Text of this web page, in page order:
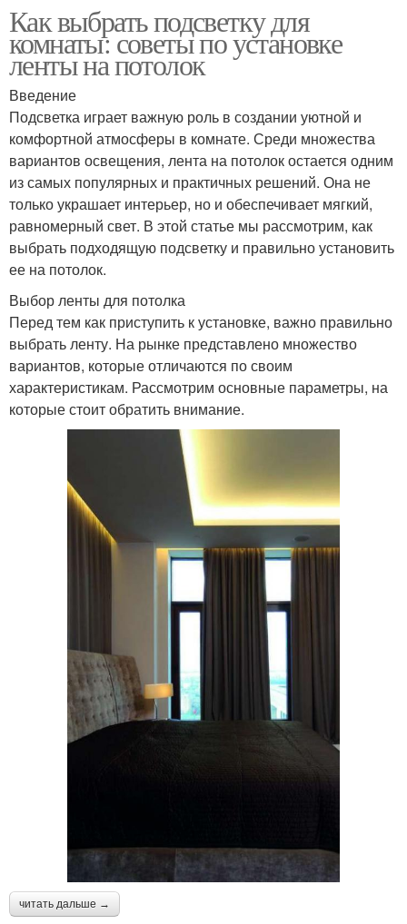
Как выбрать подсветку для
комнаты: советы по установке
ленты на потолок
Введение
Подсветка играет важную роль в создании уютной и
комфортной атмосферы в комнате. Среди множества
вариантов освещения, лента на потолок остается одним
из самых популярных и практичных решений. Она не
только украшает интерьер, но и обеспечивает мягкий,
равномерный свет. В этой статье мы рассмотрим, как
выбрать подходящую подсветку и правильно установить
ее на потолок.
Выбор ленты для потолка
Перед тем как приступить к установке, важно правильно
выбрать ленту. На рынке представлено множество
вариантов, которые отличаются по своим
характеристикам. Рассмотрим основные параметры, на
которые стоит обратить внимание.
читать дальше →